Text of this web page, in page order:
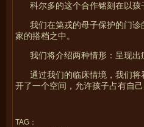
科尔多的这个合作铭刻在以孩
我们在第戎的母子保护的门诊
家的搭档之中。
我们将介绍两种情形：呈现出
通过我们的临床情境，我们将
开了一个空间，允许孩子占有自
TAG：